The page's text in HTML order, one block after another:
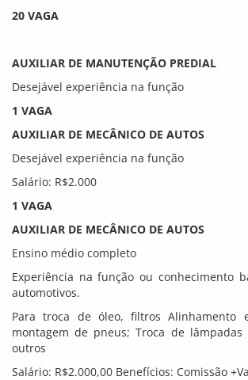
20 VAGA
AUXILIAR DE MANUTENÇÃO PREDIAL
Desejável experiência na função
1 VAGA
AUXILIAR DE MECÂNICO DE AUTOS
Desejável experiência na função
Salário: R$2.000
1 VAGA
AUXILIAR DE MECÂNICO DE AUTOS
Ensino médio completo
Experiência na função ou conhecimento
automotivos.
Para troca de óleo, filtros Alinhamento
montagem de pneus; Troca de
outros
Salário: R$2.000,00 Benefícios: Comissão